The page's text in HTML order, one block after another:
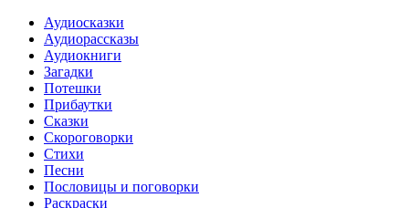
Аудиосказки
Аудиорассказы
Аудиокниги
Загадки
Потешки
Прибаутки
Сказки
Скороговорки
Стихи
Песни
Пословицы и поговорки
Раскраски